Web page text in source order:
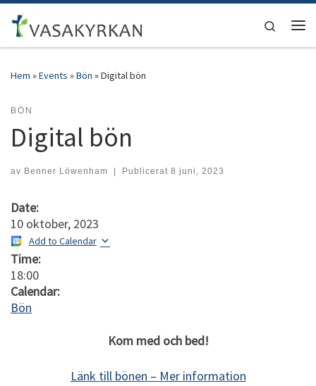
Hoppa till innehåll
Search
Hem »Events »Bön »Digital bön
BÖN
Digital bön
av Benner Löwenham | Publicerat 8 juni, 2023
Date:
10 oktober, 2023
Add to Calendar
Time:
18:00
Calendar:
Bön
Kom med och bed!
Länk till bönen – Mer information